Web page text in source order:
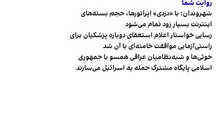
روایت شما
شهروندان:‌ با «دزدی» اپراتورها، حجم بسته‌های
اینترنت بسیار زود تمام می‌شود
رسایی خواستار اعلام استعفای دوباره پزشکیان برای
راستی‌آزمایی موافقت خامنه‌ای با آن شد
حوثی‌ها و شبه‌نظامیان عراقی همسو با جمهوری
اسلامی پایگاه مشترک حمله به اسرائیل می‌سازند